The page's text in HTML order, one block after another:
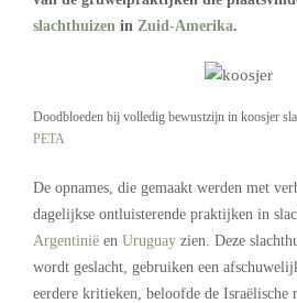
slachthuizen in Zuid-Amerika.
Doodbloeden bij volledig bewustzijn in koosjer
PETA
De opnames, die gemaakt werden met
dagelijkse ontluisterende praktijken in
Argentinië en Uruguay zien. Deze
wordt geslacht, gebruiken een
eerdere kritieken, beloofde de Israëlische